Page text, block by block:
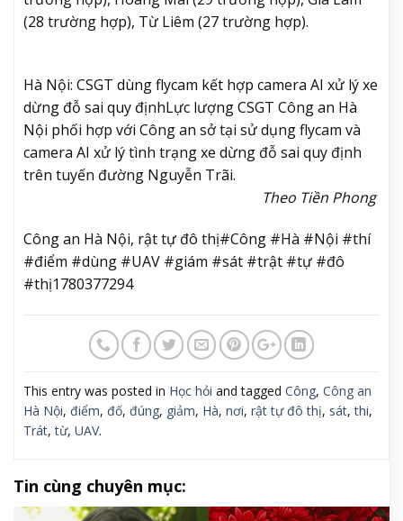
(28 trường hợp), Từ Liêm (27 trường hợp).
Hà Nội: CSGT dùng flycam kết hợp camera AI xử lý xe
dừng đỗ sai quy địnhLực lượng CSGT Công an Hà
Nội phối hợp với Công an sở tại sử dụng flycam và
camera AI xử lý tình trạng xe dừng đỗ sai quy định
trên tuyến đường Nguyễn Trãi.
Theo Tiền Phong
Công an Hà Nội, rật tự đô thị#Công #Hà #Nội #thí
#điểm #dùng #UAV #giám #sát #trật #tự #đô
#thị1780377294
This entry was posted in Học hỏi and tagged Công, Công an
Hà Nội, điểm, đố, đúng, giảm, Hà, nơi, rật tự đô thị, sát,thi,
Trát,từ, UAV.
Tin cùng chuyên mục: